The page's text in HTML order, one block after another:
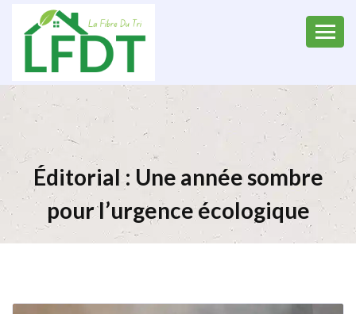
Éditorial : Une année sombre
pour l’urgence écologique